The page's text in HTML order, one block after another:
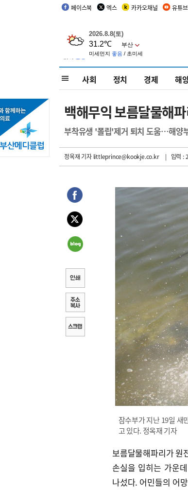
페이스북 엑스 카카오채널 유튜브
사회 정치 경제 해
백해무익 보름달물해
부착유생 '폴립'제거 퇴치 도움…해양
정옥재 기자littleprince@kookje.co.kr | 입력 :
잠수부가 지난 19일 새
고 있다. 정옥재 기자
보름달물해파리가 원
손실을 입히는 가운
나섰다. 어민들의 어